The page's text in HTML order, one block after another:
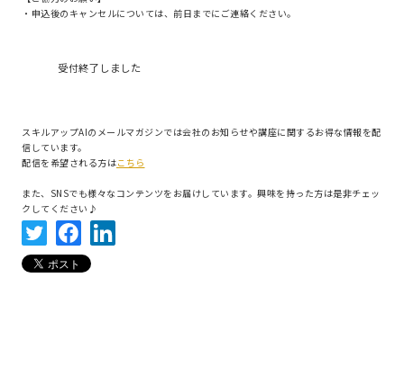
・申込後のキャンセルについては、前日までにご連絡ください。
受付終了しました
スキルアップAIのメールマガジンでは会社のお知らせや講座に関するお得な情報を配
信しています。
配信を希望される方はこちら
また、SNSでも様々なコンテンツをお届けしています。興味を持った方は是非チェッ
クしてください♪